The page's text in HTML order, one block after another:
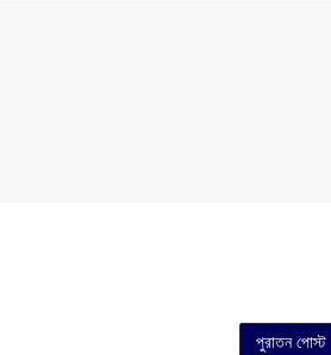
পুরাতন পোস্ট